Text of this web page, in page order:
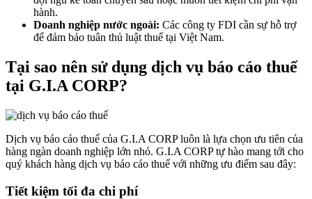
hành.
Doanh nghiệp nước ngoài: Các công ty FDI cần sự hỗ trợ
để đảm bảo tuân thủ luật thuế tại Việt Nam.
Tại sao nên sử dụng dịch vụ báo cáo thuế
tại G.I.A CORP?
Dịch vụ báo cáo thuế của G.I.A CORP luôn là lựa chọn ưu tiên của
hàng ngàn doanh nghiệp lớn nhỏ. G.I.A CORP tự hào mang tới cho
quý khách hàng dịch vụ báo cáo thuế với những ưu điểm sau đây:
Tiết kiệm tối đa chi phí